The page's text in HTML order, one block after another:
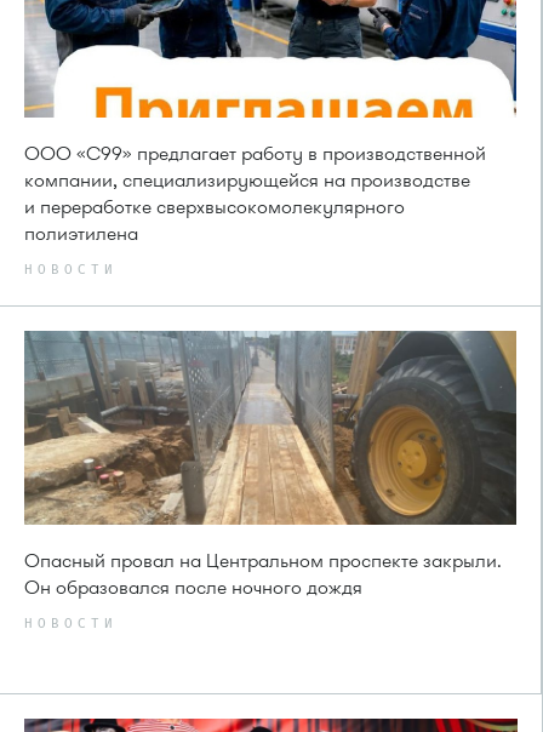
ООО «С99» предлагает работу в производственной
компании, специализирующейся на производстве
и переработке сверхвысокомолекулярного
полиэтилена
НОВОСТИ
Опасный провал на Центральном проспекте закрыли.
Он образовался после ночного дождя
НОВОСТИ